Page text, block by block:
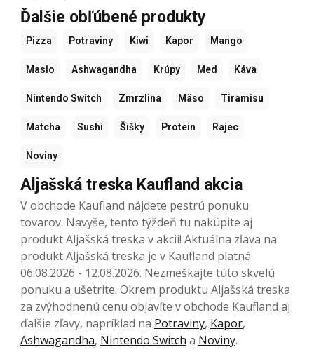
Ďalšie obľúbené produkty
Pizza Potraviny Kiwi Kapor Mango
Maslo Ashwagandha Krúpy Med Káva
Nintendo Switch Zmrzlina Mäso Tiramisu
Matcha Sushi Šišky Protein Rajec
Noviny
Aljašská treska Kaufland akcia
V obchode Kaufland nájdete pestrú ponuku
tovarov. Navyše, tento týždeň tu nakúpite aj
produkt Aljašská treska v akcii! Aktuálna zľava na
produkt Aljašská treska je v Kaufland platná
06.08.2026 - 12.08.2026. Nezmeškajte túto skvelú
ponuku a ušetrite. Okrem produktu Aljašská treska
za zvýhodnenú cenu objavíte v obchode Kaufland aj
ďalšie zľavy, napríklad na Potraviny, Kapor,
Ashwagandha, Nintendo Switch a Noviny.